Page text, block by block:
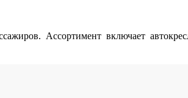
Ассортимент включает